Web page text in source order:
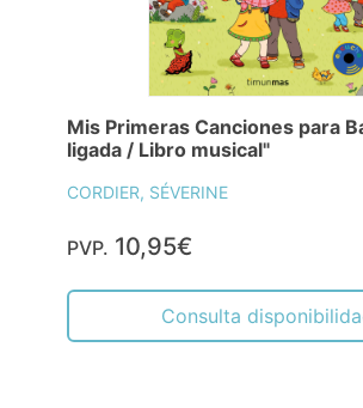
Mis Primeras Canciones para
ligada / Libro musical"
CORDIER, SÉVERINE
PVP. 10,95€
Consulta